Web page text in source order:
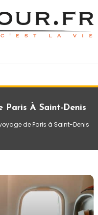
Paris À Saint-Denis
de Paris à Saint-Denis